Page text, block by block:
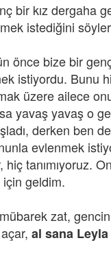
bir kız dergaha
istediğini
önce bize bir
istiyordu. Bunu
üzere ailece
yavaş yavaş o
derken ben
evlenmek
tanımıyoruz.
için geldim.
zat,
açar, al sana Leyla